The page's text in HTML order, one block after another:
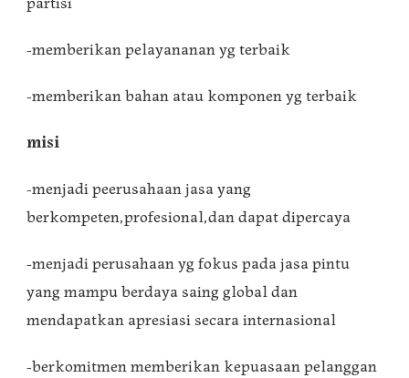
-memberikan pelayananan yg terbaik
-memberikan bahan atau komponen yg terbaik
misi
-menjadi peerusahaan jasa yang
berkompeten,profesional,dan dapat dipercaya
-menjadi perusahaan yg fokus pada jasa pintu
yang mampu berdaya saing global dan
mendapatkan apresiasi secara internasional
-berkomitmen memberikan kepuasaan pelanggan